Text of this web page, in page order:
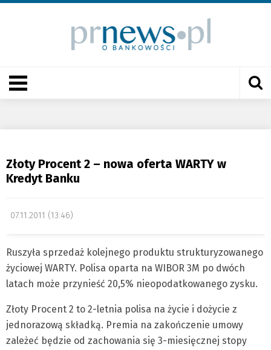
Złoty Procent 2 – nowa oferta WARTY w
Kredyt Banku
07.11.2011 (13:46)
Ruszyła sprzedaż kolejnego produktu strukturyzowanego
życiowej WARTY. Polisa oparta na WIBOR 3M po dwóch
latach może przynieść 20,5% nieopodatkowanego zysku.
Złoty Procent 2 to 2-letnia polisa na życie i dożycie z
jednorazową składką. Premia na zakończenie umowy
zależeć będzie od zachowania się 3-miesięcznej stopy